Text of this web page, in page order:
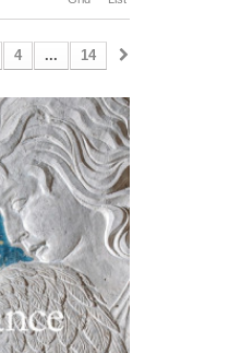
4 ... 14